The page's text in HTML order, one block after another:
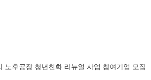
노후공장 청년친화 리뉴얼 사업 참여기업 모집